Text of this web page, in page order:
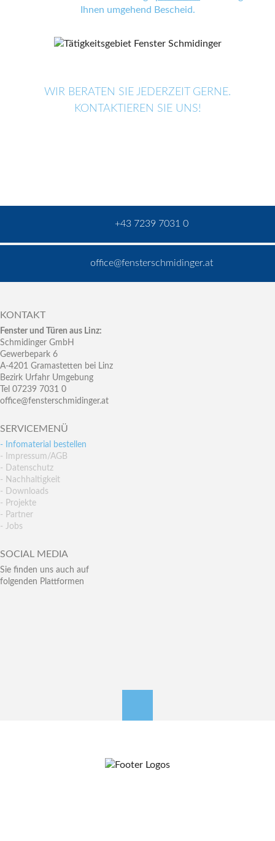
Ihnen umgehend Bescheid.
WIR BERATEN SIE JEDERZEIT GERNE.
KONTAKTIEREN SIE UNS!
+43 7239 7031 0
office@fensterschmidinger.at
KONTAKT
Fenster und Türen aus Linz:
Schmidinger GmbH
Gewerbepark 6
A-4201 Gramastetten bei Linz
Bezirk Urfahr Umgebung
Tel 07239 7031 0
office@fensterschmidinger.at
SERVICEMENÜ
- Infomaterial bestellen
- Impressum/AGB
- Datenschutz
- Nachhaltigkeit
- Downloads
- Projekte
- Partner
- Jobs
SOCIAL MEDIA
Sie finden uns auch auf
folgenden Plattformen